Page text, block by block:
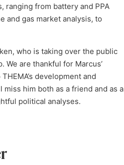
ranging from battery and PPA
and gas market analysis, to
who is taking over the public
We are thankful for Marcus’
development and
miss him both as a friend and as a
political analyses.